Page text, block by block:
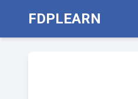
FDPLEARN